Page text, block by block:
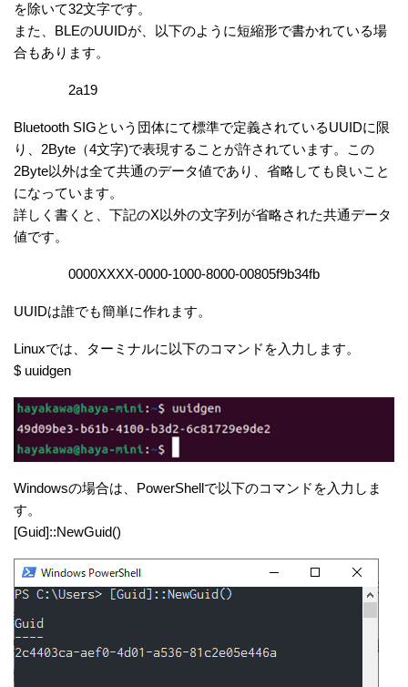
を除いて32文字です。
また、BLEのUUIDが、以下のように短縮形で書かれている場
合もあります。
2a19
Bluetooth SIGという団体にて標準で定義されているUUIDに限
り、2Byte（4文字)で表現することが許されています。この
2Byte以外は全て共通のデータ値であり、省略しても良いこと
になっています。
詳しく書くと、下記のX以外の文字列が省略された共通データ
値です。
0000XXXX-0000-1000-8000-00805f9b34fb
UUIDは誰でも簡単に作れます。
Linuxでは、ターミナルに以下のコマンドを入力します。
$ uuidgen
Windowsの場合は、PowerShellで以下のコマンドを入力しま
す。
[Guid]::NewGuid()